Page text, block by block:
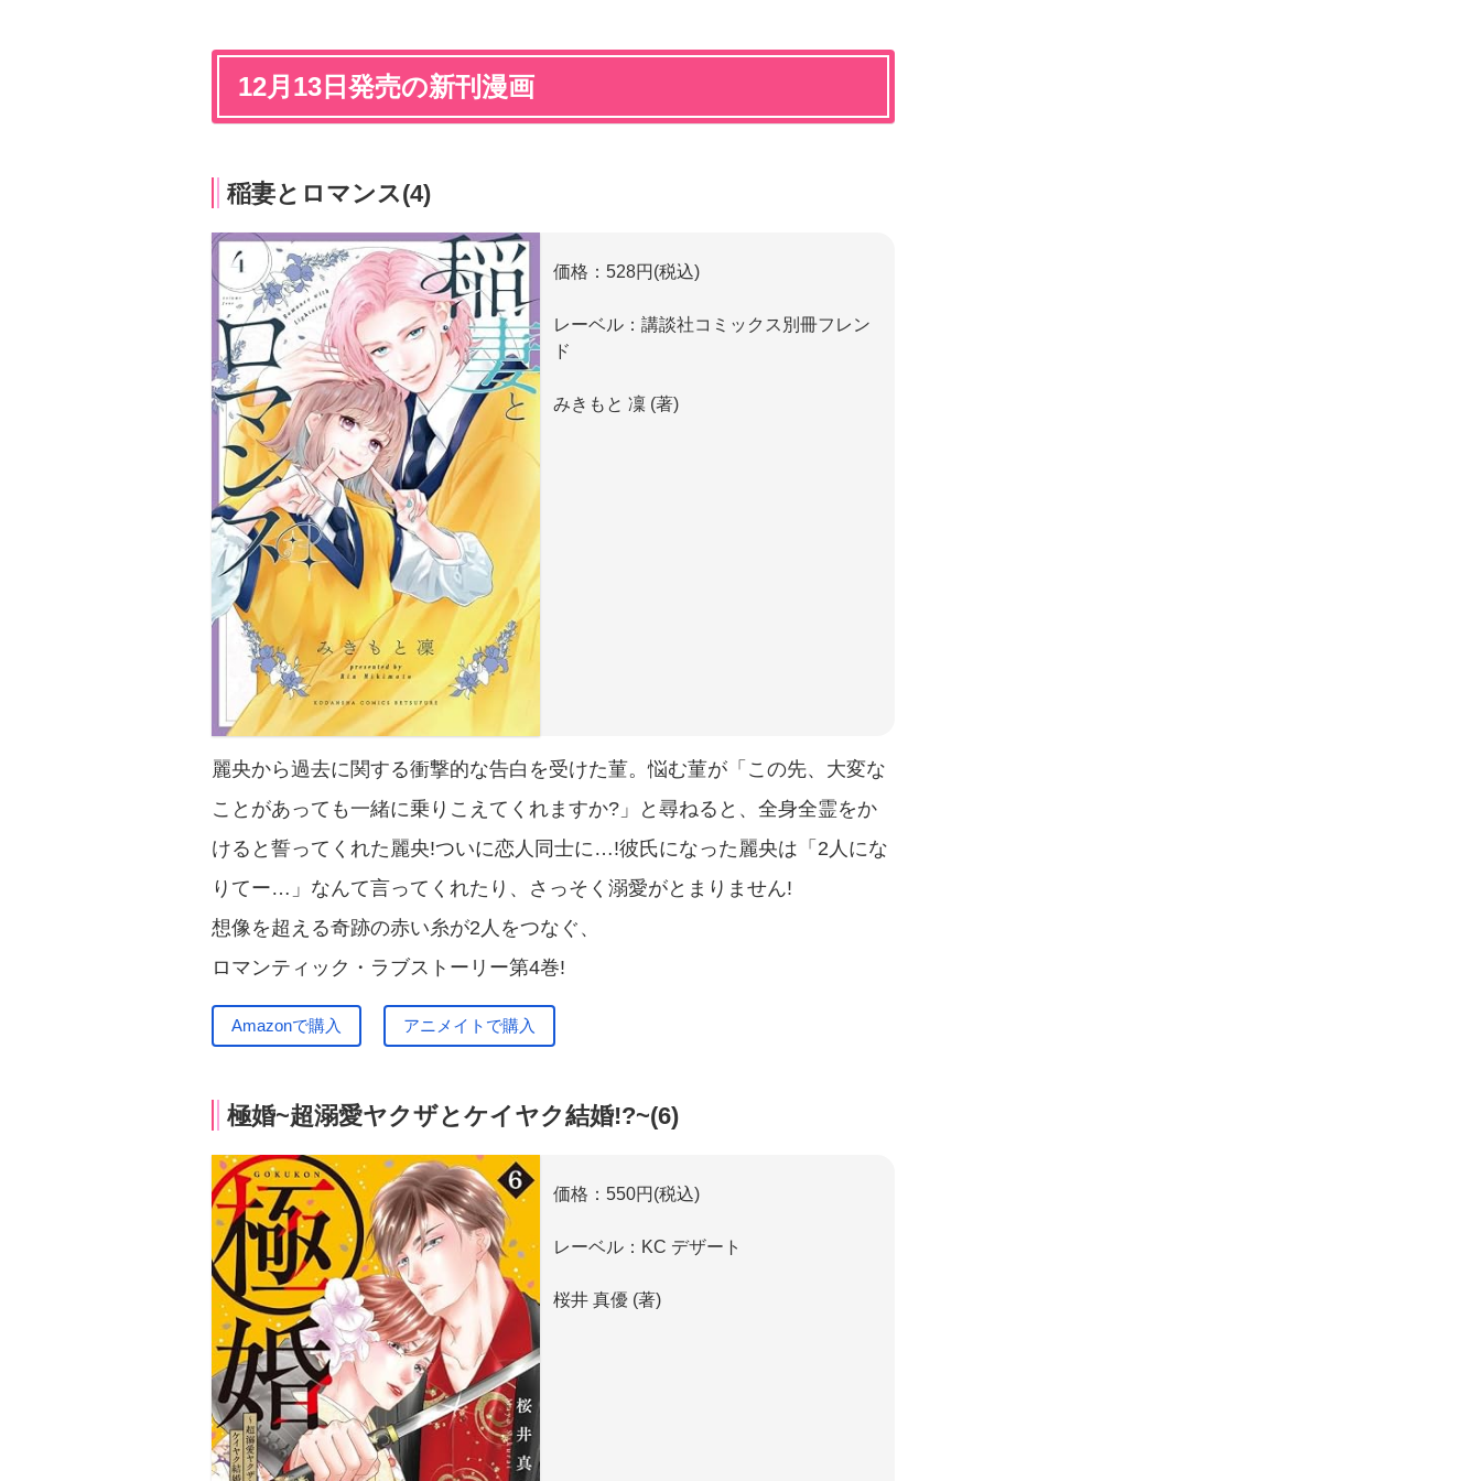
12月13日発売の新刊漫画
稲妻とロマンス(4)
価格：528円(税込)
レーベル：講談社コミックス別冊フレン
ド
みきもと 凜 (著)
麗央から過去に関する衝撃的な告白を受けた菫。悩む菫が「この先、大変な
ことがあっても一緒に乗りこえてくれますか?」と尋ねると、全身全霊をか
けると誓ってくれた麗央!ついに恋人同士に…!彼氏になった麗央は「2人にな
りてー…」なんて言ってくれたり、さっそく溺愛がとまりません!
想像を超える奇跡の赤い糸が2人をつなぐ、
ロマンティック・ラブストーリー第4巻!
Amazonで購入 アニメイトで購入
極婚~超溺愛ヤクザとケイヤク結婚!?~(6)
価格：550円(税込)
レーベル：KC デザート
桜井 真優 (著)